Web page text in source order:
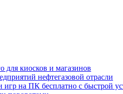
для киосков и магазинов
нефтегазовой отрасли
игр на ПК бесплатно с быстрой